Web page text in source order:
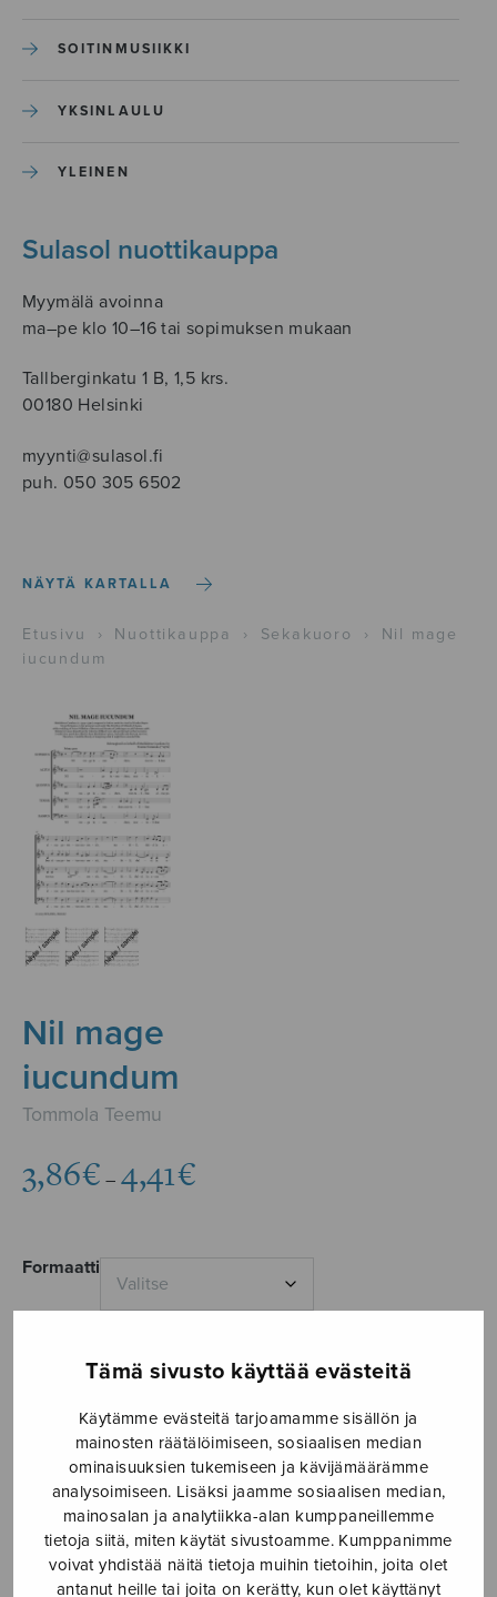
Tämä sivusto käyttää evästeitä
Käytämme evästeitä tarjoamamme sisällön ja
mainosten räätälöimiseen, sosiaalisen median
ominaisuuksien tukemiseen ja kävijämäärämme
analysoimiseen. Lisäksi jaamme sosiaalisen median,
mainosalan ja analytiikka-alan kumppaneillemme
tietoja siitä, miten käytät sivustoamme. Kumppanimme
voivat yhdistää näitä tietoja muihin tietoihin, joita olet
antanut heille tai joita on kerätty, kun olet käyttänyt
SOITINMUSIIKKI
YKSINLAULU
YLEINEN
Sulasol nuottikauppa
Myymälä avoinna
ma–pe klo 10–16 tai sopimuksen mukaan
Tallberginkatu 1 B, 1,5 krs.
00180 Helsinki
myynti@sulasol.fi
puh. 050 305 6502
NÄYTÄ KARTALLA
Etusivu › Nuottikauppa › Sekakuoro ›
Nil mage
iucundum
Nil mage
iucundum
Tommola Teemu
3,86€ – 4,41€
Formaatti
iucundum
OSTOSKORIIN
Tuotetunnus (SKU): S2973
KUVAUS